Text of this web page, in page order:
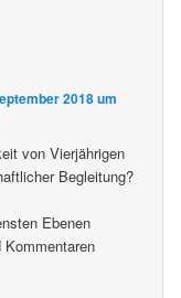
2018 um
von Vierjährigen
Begleitung?
Ebenen